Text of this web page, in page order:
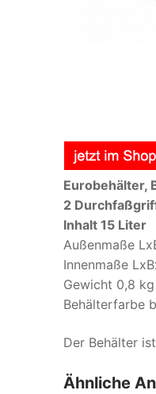
Eurobehälter,
2
Inhalt 15 Liter
Außenmaße
Innenmaße
Gewicht 0,8 kg
Behälterfarbe
Der Behälter
Ähnliche